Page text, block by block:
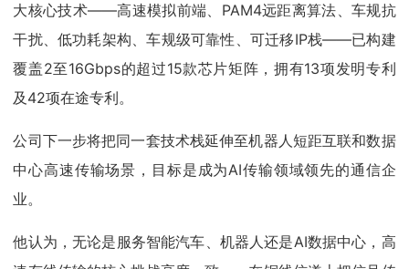
大核心技术——高速模拟前端、PAM4远距离算法、车规抗
干扰、低功耗架构、车规级可靠性、可迁移IP栈——已构建
覆盖2至16Gbps的超过15款芯片矩阵，拥有13项发明专利
及42项在途专利。
公司下一步将把同一套技术栈延伸至机器人短距互联和数据
中心高速传输场景，目标是成为AI传输领域领先的通信企
业。
他认为，无论是服务智能汽车、机器人还是AI数据中心，高